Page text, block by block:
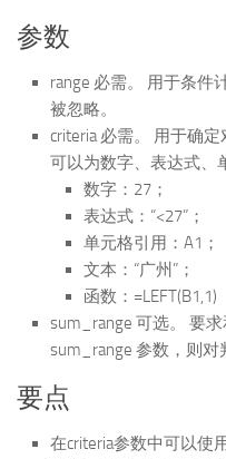
参数
range 必需。 用于条件
被忽略。
criteria 必需。 用于确
可以为数字、表达式、
数字：27；
表达式：“<27”；
单元格引用：A1；
文本：“广州”；
函数：=LEFT(B1,1)
sum_range 可选。 要
sum_range 参数，则对
要点
在criteria参数中可以使